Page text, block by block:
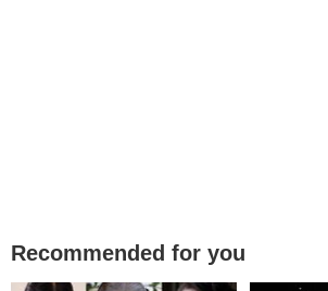
Recommended for you